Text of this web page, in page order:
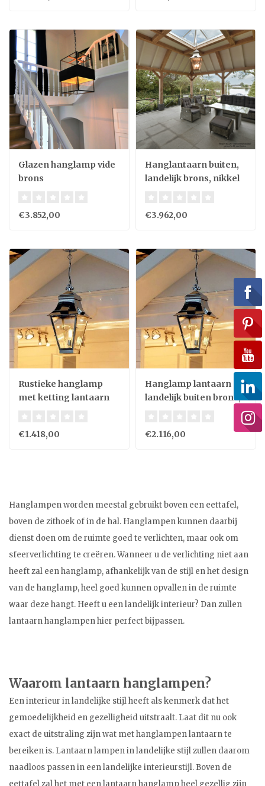
Glazen hanglamp vide
brons
€3.852,00
Hanglantaarn buiten,
landelijk brons, nikkel
€3.962,00
Rustieke hanglamp
met ketting lantaarn
€1.418,00
Hanglamp lantaarn
landelijk buiten brons,
€2.116,00
Hanglampen worden meestal gebruikt boven een eettafel,
boven de zithoek of in de hal. Hanglampen kunnen daarbij
dienst doen om de ruimte goed te verlichten, maar ook om
sfeerverlichting te creëren. Wanneer u de verlichting niet aan
heeft zal een hanglamp, afhankelijk van de stijl en het design
van de hanglamp, heel goed kunnen opvallen in de ruimte
waar deze hangt. Heeft u een landelijk interieur? Dan zullen
lantaarn hanglampen hier perfect bijpassen.
Waarom lantaarn hanglampen?
Een interieur in landelijke stijl heeft als kenmerk dat het
gemoedelijkheid en gezelligheid uitstraalt. Laat dit nu ook
exact de uitstraling zijn wat met hanglampen lantaarn te
bereiken is. Lantaarn lampen in landelijke stijl zullen daarom
naadloos passen in een landelijke interieurstijl. Boven de